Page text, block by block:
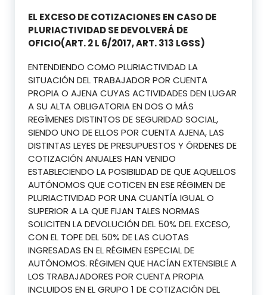
EL EXCESO DE COTIZACIONES EN CASO DE
PLURIACTIVIDAD SE DEVOLVERÁ DE
OFICIO(ART. 2 L 6/2017, ART. 313 LGSS)
ENTENDIENDO COMO PLURIACTIVIDAD LA
SITUACIÓN DEL TRABAJADOR POR CUENTA
PROPIA O AJENA CUYAS ACTIVIDADES DEN LUGAR
A SU ALTA OBLIGATORIA EN DOS O MÁS
REGÍMENES DISTINTOS DE SEGURIDAD SOCIAL,
SIENDO UNO DE ELLOS POR CUENTA AJENA, LAS
DISTINTAS LEYES DE PRESUPUESTOS Y ÓRDENES DE
COTIZACIÓN ANUALES HAN VENIDO
ESTABLECIENDO LA POSIBILIDAD DE QUE AQUELLOS
AUTÓNOMOS QUE COTICEN EN ESE RÉGIMEN DE
PLURIACTIVIDAD POR UNA CUANTÍA IGUAL O
SUPERIOR A LA QUE FIJAN TALES NORMAS
SOLICITEN LA DEVOLUCIÓN DEL 50% DEL EXCESO,
CON EL TOPE DEL 50% DE LAS CUOTAS
INGRESADAS EN EL RÉGIMEN ESPECIAL DE
AUTÓNOMOS. RÉGIMEN QUE HACÍAN EXTENSIBLE A
LOS TRABAJADORES POR CUENTA PROPIA
INCLUIDOS EN EL GRUPO 1 DE COTIZACIÓN DEL